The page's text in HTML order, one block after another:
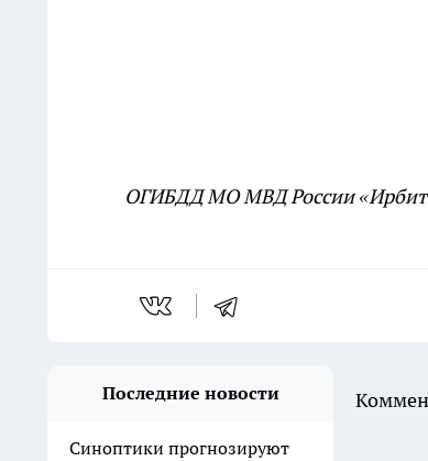
ОГИБДД МО МВД России
Последние новости
Синоптики прогнозируют